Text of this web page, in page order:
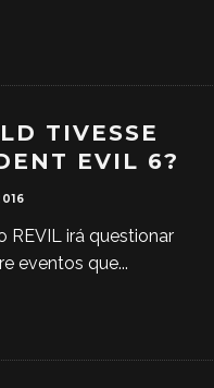
TIVESSE
EVIL 6?
REVIL irá questionar
eventos que...